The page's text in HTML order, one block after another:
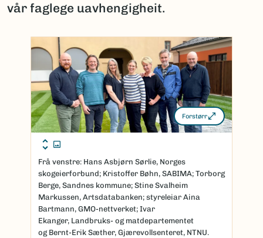
vår faglege uavhengigheit.
Forstørr
Frå venstre: Hans Asbjørn Sørlie, Norges
skogeierforbund; Kristoffer Bøhn, SABIMA; Torborg
Berge, Sandnes kommune; Stine Svalheim
Markussen, Artsdatabanken; styreleiar Aina
Bartmann, GMO-nettverket; Ivar
Ekanger, Landbruks- og matdepartementet
og Bernt-Erik Sæther, Gjærevollsenteret, NTNU.